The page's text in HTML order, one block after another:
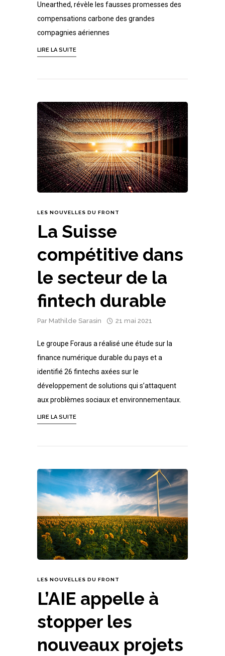
Unearthed, révèle les fausses promesses des
compensations carbone des grandes
compagnies aériennes
LIRE LA SUITE
LES NOUVELLES DU FRONT
La Suisse
compétitive dans
le secteur de la
fintech durable
Par Mathilde Sarasin 21 mai 2021
Le groupe Foraus a réalisé une étude sur la
finance numérique durable du pays et a
identifié 26 fintechs axées sur le
développement de solutions qui s’attaquent
aux problèmes sociaux et environnementaux.
LIRE LA SUITE
LES NOUVELLES DU FRONT
L’AIE appelle à
stopper les
nouveaux projets